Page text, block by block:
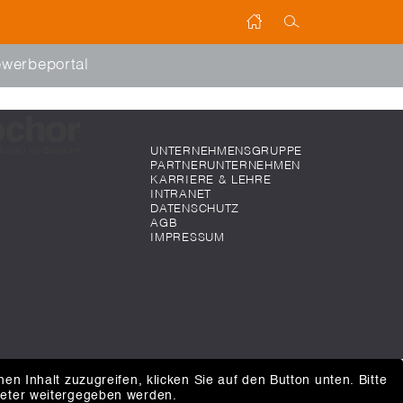
UNTERNEHMENSGRUPPE
PARTNERUNTERNEHMEN
KARRIERE & LEHRE
INTRANET
DATENSCHUTZ
AGB
IMPRESSUM
Inhalt zuzugreifen, klicken Sie auf den Button unten. Bitte
weitergegeben werden.